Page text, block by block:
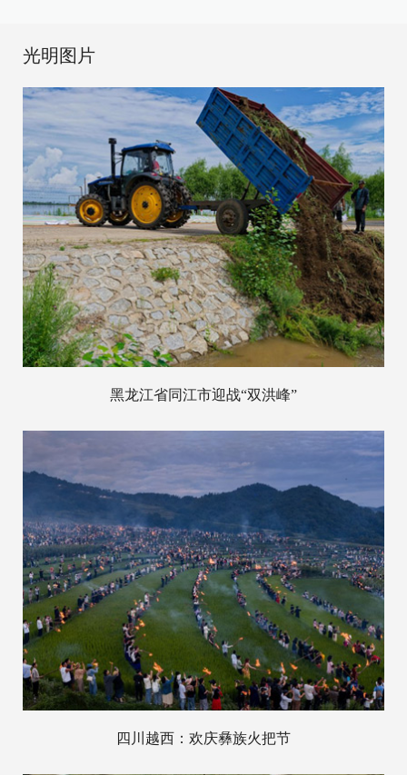
光明图片
黑龙江省同江市迎战“双洪峰”
四川越西：欢庆彝族火把节